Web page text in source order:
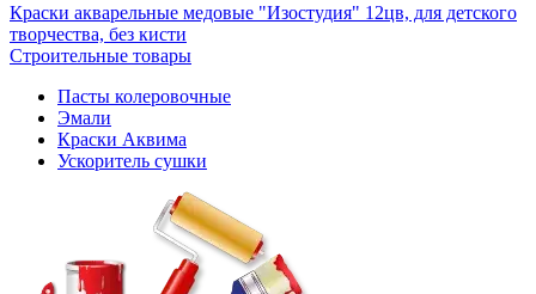
Краски акварельные медовые "Изостудия" 12цв, для детского
творчества, без кисти
Строительные товары
Пасты колеровочные
Эмали
Краски Аквима
Ускоритель сушки